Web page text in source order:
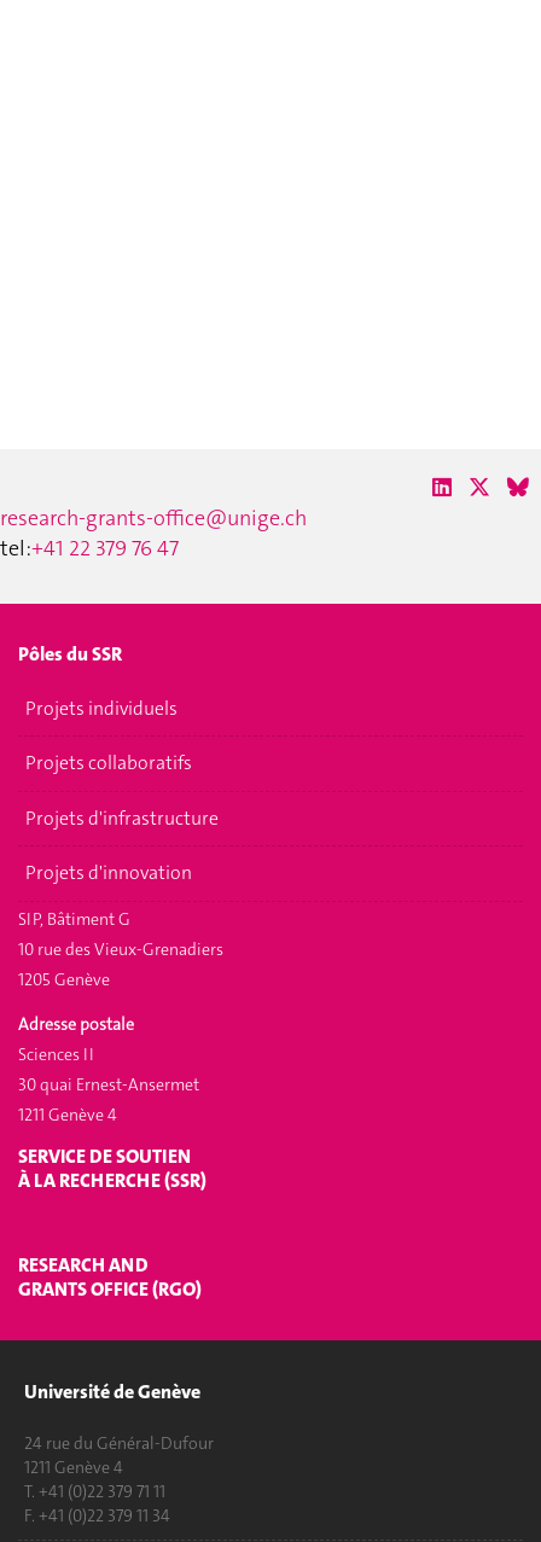
research-grants-office@unige.ch
tel:+41 22 379 76 47
Pôles du SSR
Projets individuels
Projets collaboratifs
Projets d'infrastructure
Projets d'innovation
SIP, Bâtiment G
10 rue des Vieux-Grenadiers
1205 Genève
Adresse postale
Sciences II
30 quai Ernest-Ansermet
1211 Genève 4
SERVICE DE SOUTIEN
À LA RECHERCHE (SSR)
RESEARCH AND
GRANTS OFFICE (RGO)
Université de Genève
24 rue du Général-Dufour
1211 Genève 4
T. +41 (0)22 379 71 11
F. +41 (0)22 379 11 34